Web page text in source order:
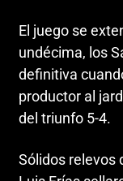
El juego se
undécima, los
definitiva
productor al
del triunfo 5-4.
Sólidos relevos